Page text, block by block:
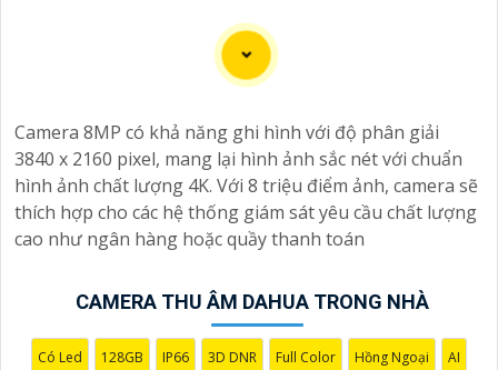
chính hãng giá rẻ và chất lượng:
1:Camera Dahua là một thương hiệu nổi tiếng về sản
phẩm an ninh và giám sát.⚒2:Để Hoàn toàn tin cậy
mua Camera Dahua chính hãng, bạn nên mua từ các
cửa hàng uy tín hoặc các đại lý chính thức của Dahua.☄️
model và chức năng của camera. Bạn nên tìm hiểu kỹ
Chất lượng của Camera Dahua
được đánh giá cao với độ phân giải cao, tính năng
Camera 8MP có khả năng ghi hình với độ phân giải
3840 x 2160 pixel, mang lại hình ảnh sắc nét với chuẩn
hình ảnh chất lượng 4K. Với 8 triệu điểm ảnh, camera sẽ
thích hợp cho các hệ thống giám sát yêu cầu chất lượng
cao như ngân hàng hoặc quầy thanh toán
CAMERA THU ÂM DAHUA TRONG NHÀ
Có Led 128GB IP66 3D DNR Full Color Hồng Ngoại AI